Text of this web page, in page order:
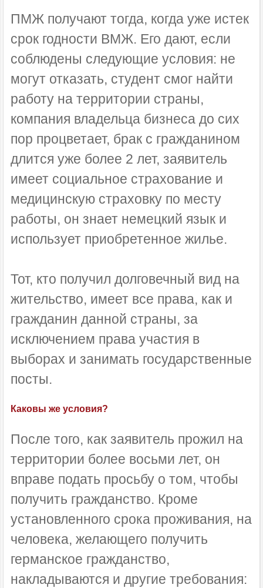
ПМЖ получают тогда, когда уже истек
срок годности ВМЖ. Его дают, если
соблюдены следующие условия: не
могут отказать, студент смог найти
работу на территории страны,
компания владельца бизнеса до сих
пор процветает, брак с гражданином
длится уже более 2 лет, заявитель
имеет социальное страхование и
медицинскую страховку по месту
работы, он знает немецкий язык и
использует приобретенное жилье.
Тот, кто получил долговечный вид на
жительство, имеет все права, как и
гражданин данной страны, за
исключением права участия в
выборах и занимать государственные
посты.
Каковы же условия?
После того, как заявитель прожил на
территории более восьми лет, он
вправе подать просьбу о том, чтобы
получить гражданство. Кроме
установленного срока проживания, на
человека, желающего получить
германское гражданство,
накладываются и другие требования: